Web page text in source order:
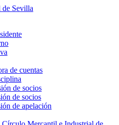
de cuentas
de socios
de socios
de apelación